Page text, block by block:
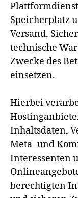
Speicherplatz
Versand,
technische
Zwecke des
einsetzen.
Hierbei
Inhaltsdaten,
Meta- und
Interessenten
berechtigten